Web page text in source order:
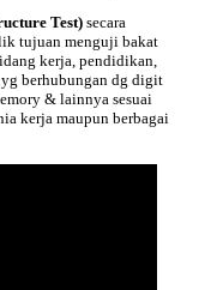
Test)secara
tujuan menguji bakat
kerja, pendidikan,
berhubungan dg digit
& lainnya sesuai
kerja maupun berbagai